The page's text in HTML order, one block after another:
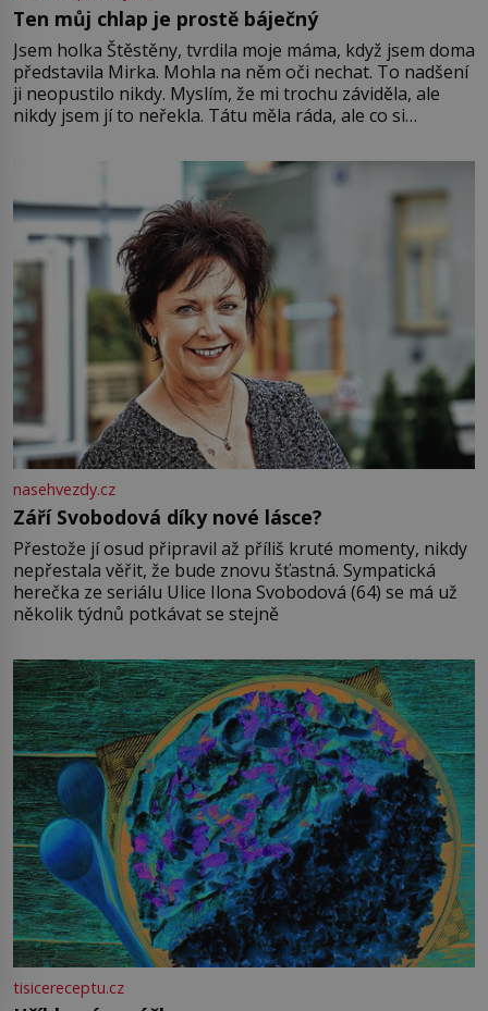
Ten můj chlap je prostě báječný
Jsem holka Štěstěny, tvrdila moje máma, když jsem doma
představila Mirka. Mohla na něm oči nechat. To nadšení
ji neopustilo nikdy. Myslím, že mi trochu záviděla, ale
nikdy jsem jí to neřekla. Tátu měla ráda, ale co si
Jsme spolu moc rádi Tehdy byla jiná doba, když
nasehvezdy.cz
Září Svobodová díky nové lásce?
Přestože jí osud připravil až příliš kruté momenty, nikdy
nepřestala věřit, že bude znovu šťastná. Sympatická
herečka ze seriálu Ulice Ilona Svobodová (64) se má už
několik týdnů potkávat se stejně
tisicereceptu.cz